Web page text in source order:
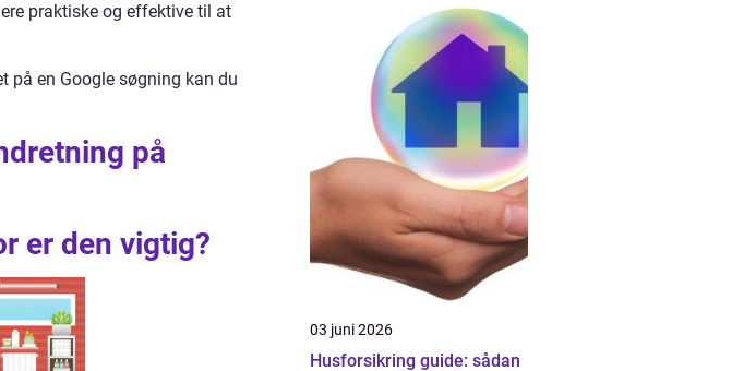
praktiske og effektive til at
på en Google søgning kan du
på
er den vigtig?
03 juni 2026
Husforsikring guide: sådan